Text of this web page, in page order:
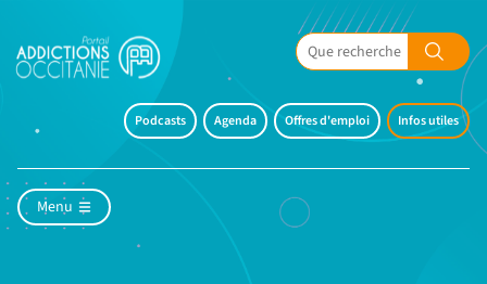
Podcasts Agenda Offres d'emploi Infos utiles
Menu